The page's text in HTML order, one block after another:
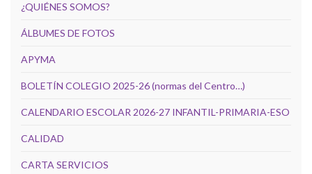
¿QUIÉNES SOMOS?
ÁLBUMES DE FOTOS
APYMA
BOLETÍN COLEGIO 2025-26 (normas del Centro…)
CALENDARIO ESCOLAR 2026-27 INFANTIL-PRIMARIA-ESO
CALIDAD
CARTA SERVICIOS